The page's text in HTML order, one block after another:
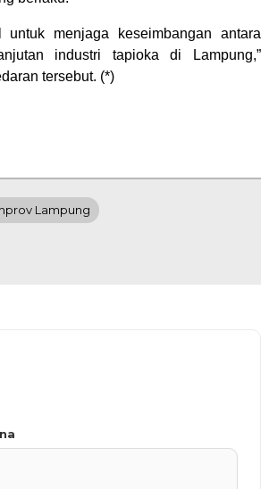
menjaga keseimbangan antara
industri tapioka di Lampung,”
tersebut. (*)
Lampung